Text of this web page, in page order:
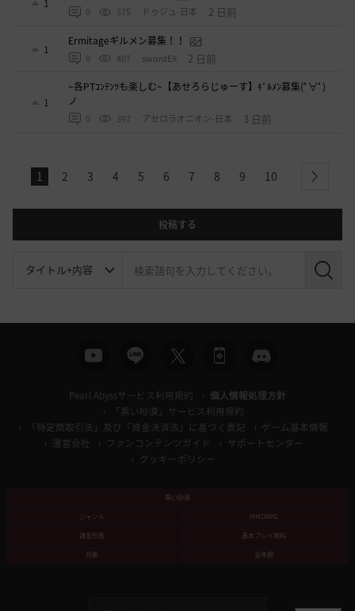
1
0 375 ドゥジュ-日本 2 日前
1
Ermitageギルメン募集！！
0 407 swordEX 2 日前
1
~各PTｺﾝﾃﾝﾂも楽しむ~【あせろらじゅーす】ｷﾞﾙﾒﾝ募集(ﾟ∀ﾟ)
ノ
0 397 アセロラオニオン-日本 3 日前
1 2 3 4 5 6 7 8 9 10 next
投稿する
検
Pearl Abyssサービス利用規約
個人情報処理方針
「黒い砂漠」サービス利用規約
「特定商取引法」及び「資金決済法」に基づく表記
ゲーム基本情報
運営会社
ファンコンテンツガイド
サポートセンター
クッキーポリシー
黒い砂漠
ジャンル
MMORPG
課金形態
基本プレイ無料
対象
全年齢